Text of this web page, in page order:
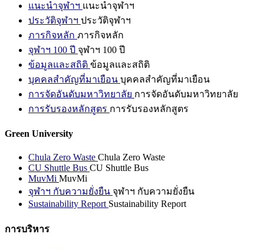
แนะนำจุฬาฯ แนะนำจุฬาฯ
ประวัติจุฬาฯ ประวัติจุฬาฯ
ภารกิจหลัก ภารกิจหลัก
จุฬาฯ 100 ปี จุฬาฯ 100 ปี
ข้อมูลและสถิติ ข้อมูลและสถิติ
บุคคลสำคัญที่มาเยือน บุคคลสำคัญที่มาเยือน
การจัดอันดับมหาวิทยาลัย การจัดอันดับมหาวิทยาลัย
การรับรองหลักสูตร การรับรองหลักสูตร
Green University
Chula Zero Waste Chula Zero Waste
CU Shuttle Bus CU Shuttle Bus
MuvMi MuvMi
จุฬาฯ กับความยั่งยืน จุฬาฯ กับความยั่งยืน
Sustainability Report Sustainability Report
การบริหาร